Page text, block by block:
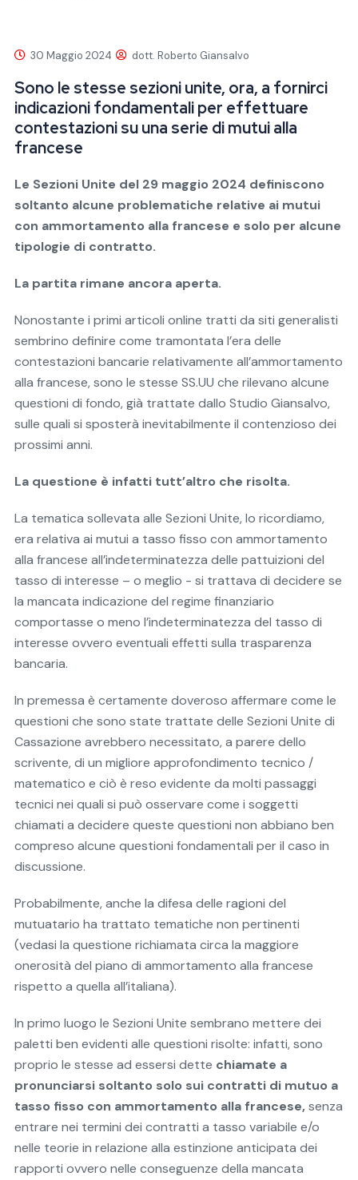
30 Maggio 2024 dott. Roberto Giansalvo
Sono le stesse sezioni unite, ora, a fornirci
indicazioni fondamentali per effettuare
contestazioni su una serie di mutui alla
francese
Le Sezioni Unite del 29 maggio 2024 definiscono
soltanto alcune problematiche relative ai mutui
con ammortamento alla francese e solo per alcune
tipologie di contratto.
La partita rimane ancora aperta.
Nonostante i primi articoli online tratti da siti generalisti
sembrino definire come tramontata l’era delle
contestazioni bancarie relativamente all’ammortamento
alla francese, sono le stesse SS.UU che rilevano alcune
questioni di fondo, già trattate dallo Studio Giansalvo,
sulle quali si sposterà inevitabilmente il contenzioso dei
prossimi anni.
La questione è infatti tutt’altro che risolta.
La tematica sollevata alle Sezioni Unite, lo ricordiamo,
era relativa ai mutui a tasso fisso con ammortamento
alla francese all’indeterminatezza delle pattuizioni del
tasso di interesse – o meglio - si trattava di decidere se
la mancata indicazione del regime finanziario
comportasse o meno l’indeterminatezza del tasso di
interesse ovvero eventuali effetti sulla trasparenza
bancaria.
In premessa è certamente doveroso affermare come le
questioni che sono state trattate delle Sezioni Unite di
Cassazione avrebbero necessitato, a parere dello
scrivente, di un migliore approfondimento tecnico /
matematico e ciò è reso evidente da molti passaggi
tecnici nei quali si può osservare come i soggetti
chiamati a decidere queste questioni non abbiano ben
compreso alcune questioni fondamentali per il caso in
discussione.
Probabilmente, anche la difesa delle ragioni del
mutuatario ha trattato tematiche non pertinenti
(vedasi la questione richiamata circa la maggiore
onerosità del piano di ammortamento alla francese
rispetto a quella all’italiana).
In primo luogo le Sezioni Unite sembrano mettere dei
paletti ben evidenti alle questioni risolte: infatti, sono
proprio le stesse ad essersi dette chiamate a
pronunciarsi soltanto solo sui contratti di mutuo a
tasso fisso con ammortamento alla francese,senza
entrare nei termini dei contratti a tasso variabile e/o
nelle teorie in relazione alla estinzione anticipata dei
rapporti ovvero nelle conseguenze della mancata